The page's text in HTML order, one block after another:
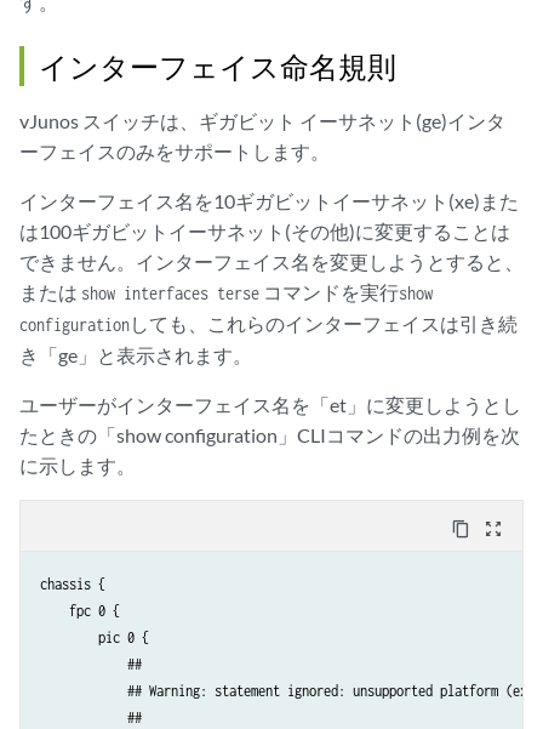
インターフェイス命名規則
vJunos スイッチは、ギガビット イーサネット(ge)インタ
ーフェイスのみをサポートします。
インターフェイス名を10ギガビットイーサネット(xe)また
は100ギガビットイーサネット(その他)に変更することは
できません。インターフェイス名を変更しようとすると、
または show interfaces terse コマンドを実行show
configurationしても、これらのインターフェイスは引き続
き「ge」と表示されます。
ユーザーがインターフェイス名を「et」に変更しようとし
たときの「show configuration」CLIコマンドの出力例を次
に示します。
content_copy zoom_out_map
chassis {
    fpc 0 {
        pic 0 {
            ##
## Warning: statement ignored: unsupported platform
            ##